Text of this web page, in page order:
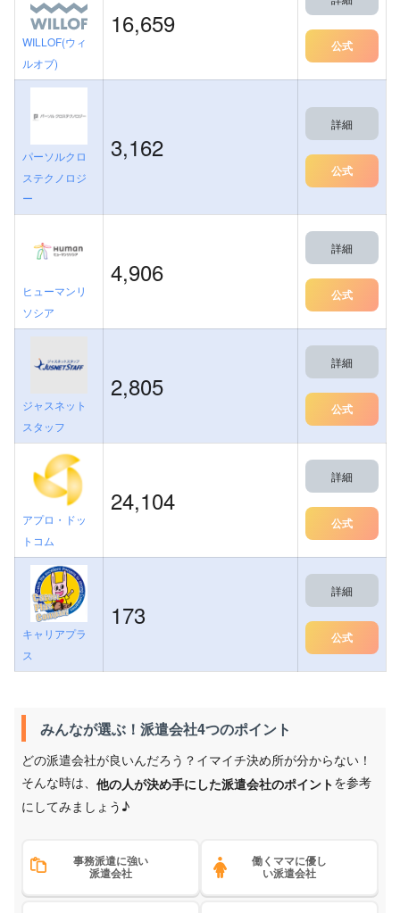
WILLOF(ウィ
ルオブ)
16,659
公式
パーソルクロ
ステクノロジ
ー
3,162
詳細
公式
ヒューマンリ
ソシア
4,906
詳細
公式
ジャスネット
スタッフ
2,805
詳細
公式
アプロ・ドッ
トコム
24,104
詳細
公式
キャリアプラ
ス
173
詳細
公式
みんなが選ぶ！派遣会社4つのポイント
どの派遣会社が良いんだろう？イマイチ決め所が分からない！
そんな時は、 他の人が決め手にした派遣会社のポイントを参考
にしてみましょう♪
事務派遣に強い
派遣会社
働くママに優し
い派遣会社